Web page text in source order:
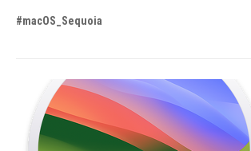
#macOS_Sequoia